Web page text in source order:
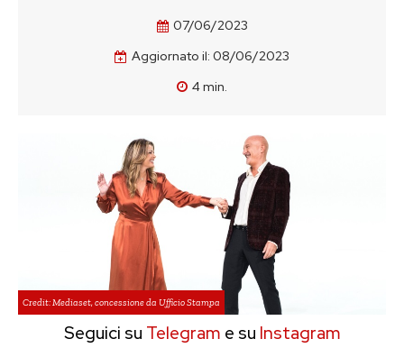
07/06/2023
Aggiornato il: 08/06/2023
4min.
Credit: Mediaset, concessione da Ufficio Stampa
Seguici su Telegram e su Instagram